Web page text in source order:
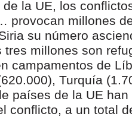
de la UE, los
provocan millones
su número
millones son
campamentos de
Turquía
países de la UE
conflicto, a un total